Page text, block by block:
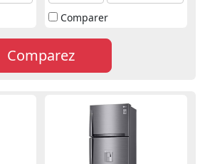
Comparer
Comparez